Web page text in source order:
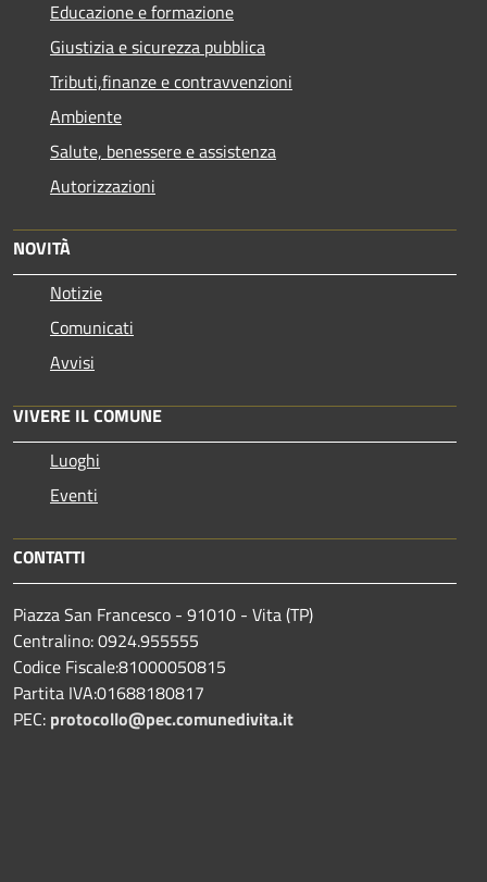
Educazione e formazione
Giustizia e sicurezza pubblica
Tributi,finanze e contravvenzioni
Ambiente
Salute, benessere e assistenza
Autorizzazioni
NOVITÀ
Notizie
Comunicati
Avvisi
VIVERE IL COMUNE
Luoghi
Eventi
CONTATTI
Piazza San Francesco - 91010 - Vita (TP)
Centralino: 0924.955555
Codice Fiscale:81000050815
Partita IVA:01688180817
PEC: protocollo@pec.comunedivita.it